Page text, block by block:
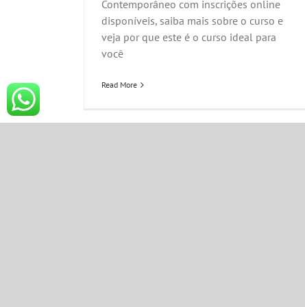
Contemporâneo com inscrições online
disponíveis, saiba mais sobre o curso e
veja por que este é o curso ideal para
você
Read More